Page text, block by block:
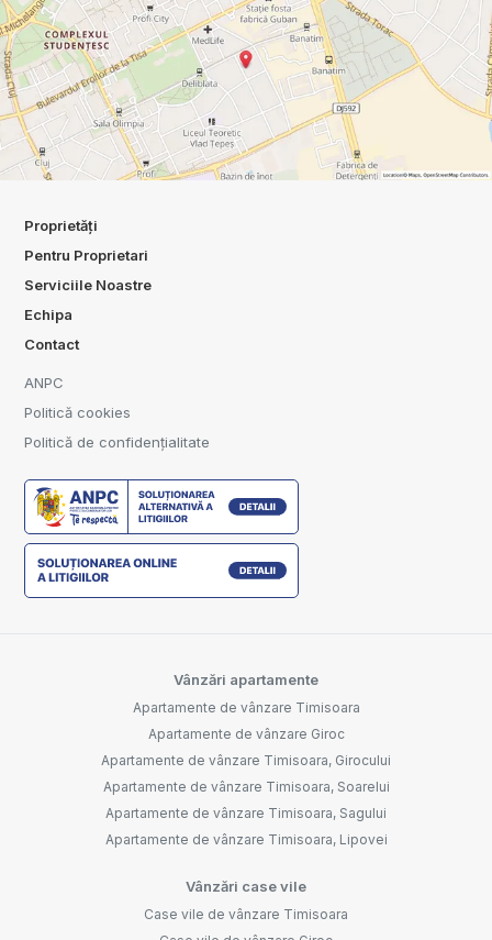
Proprietăți
Pentru Proprietari
Serviciile Noastre
Echipa
Contact
ANPC
Politică cookies
Politică de confidențialitate
Vânzări apartamente
Apartamente de vânzare Timisoara
Apartamente de vânzare Giroc
Apartamente de vânzare Timisoara, Girocului
Apartamente de vânzare Timisoara, Soarelui
Apartamente de vânzare Timisoara, Sagului
Apartamente de vânzare Timisoara, Lipovei
Vânzări case vile
Case vile de vânzare Timisoara